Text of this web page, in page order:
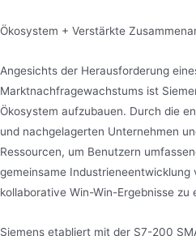
Ökosystem + Verstärkte
Angesichts der Herausforderung
Marktnachfragewachstums ist
Ökosystem aufzubauen. Durch die
und nachgelagerten Unternehmen
Ressourcen, um Benutzern
gemeinsame Industrieneentwicklung
kollaborative Win-Win-Ergebnisse zu
Siemens etabliert mit der S7-200